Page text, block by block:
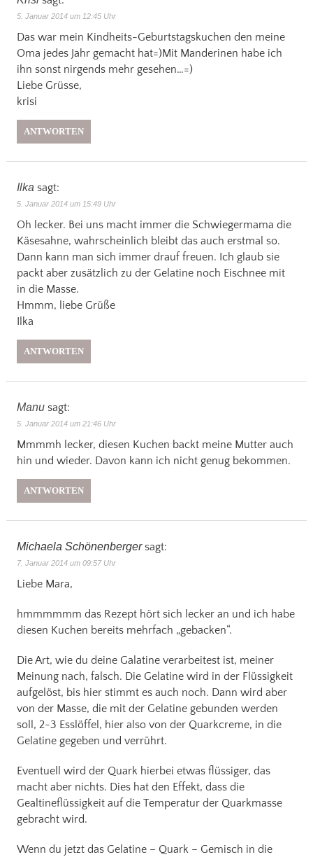
5. Januar 2014 um 12:45 Uhr
Das war mein Kindheits-Geburtstagskuchen den meine
Oma jedes Jahr gemacht hat=)Mit Manderinen habe ich
ihn sonst nirgends mehr gesehen…=)
Liebe Grüsse,
krisi
ANTWORTEN
Ilka sagt:
5. Januar 2014 um 15:49 Uhr
Oh lecker. Bei uns macht immer die Schwiegermama die
Käsesahne, wahrscheinlich bleibt das auch erstmal so.
Dann kann man sich immer drauf freuen. Ich glaub sie
packt aber zusätzlich zu der Gelatine noch Eischnee mit
in die Masse.
Hmmm, liebe Grüße
Ilka
ANTWORTEN
Manu sagt:
5. Januar 2014 um 21:46 Uhr
Mmmmh lecker, diesen Kuchen backt meine Mutter auch
hin und wieder. Davon kann ich nicht genug bekommen.
ANTWORTEN
Michaela Schönenberger sagt:
7. Januar 2014 um 09:57 Uhr
Liebe Mara,
hmmmmmm das Rezept hört sich lecker an und ich habe
diesen Kuchen bereits mehrfach „gebacken“.
Die Art, wie du deine Galatine verarbeitest ist, meiner
Meinung nach, falsch. Die Gelatine wird in der Flüssigkeit
aufgelöst, bis hier stimmt es auch noch. Dann wird aber
von der Masse, die mit der Gelatine gebunden werden
soll, 2-3 Esslöffel, hier also von der Quarkcreme, in die
Gelatine gegeben und verrührt.
Eventuell wird der Quark hierbei etwas flüssiger, das
macht aber nichts. Dies hat den Effekt, dass die
Gealtineflüssigkeit auf die Temperatur der Quarkmasse
gebracht wird.
Wenn du jetzt das Gelatine – Quark – Gemisch in die